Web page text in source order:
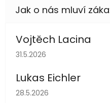
Vojtěch Lacina
Hodnocení obchodu je
31.5.2026
Lukas Eichler
Hodnocení obchodu je
28.5.2026